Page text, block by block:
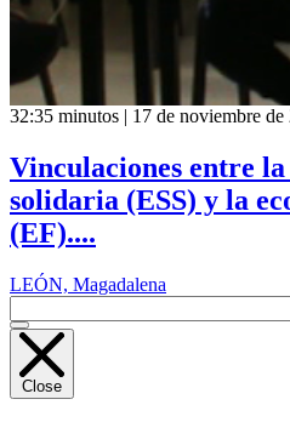
32:35 minutos | 17 de noviembre de
Vinculaciones entre
solidaria (ESS) y la
(EF)....
LEÓN, Magadalena
Close